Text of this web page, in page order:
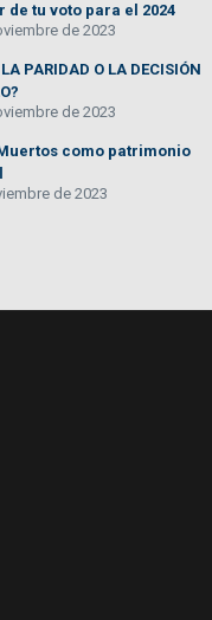
de tu voto para el 2024
de 2023
PARIDAD O LA DECISIÓN
de 2023
como patrimonio
de 2023